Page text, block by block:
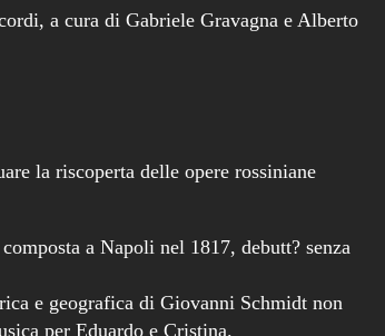
a cura di Gabriele Gravagna e Alberto
la riscoperta delle opere rossiniane
a Napoli nel 1817, debutt? senza
e geografica di Giovanni Schmidt non
per Eduardo e Cristina.